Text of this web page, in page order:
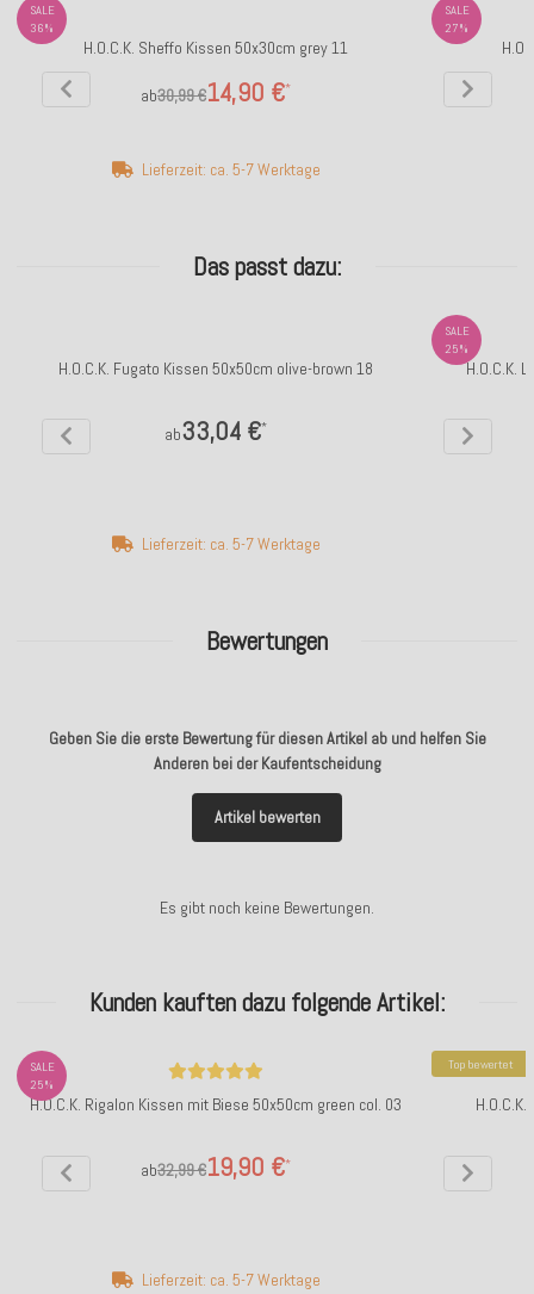
Bewertungen
Geben Sie die erste Bewertung für diesen Artikel ab und helfen Sie
Anderen bei der Kaufentscheidung
Artikel bewerten
Es gibt noch keine Bewertungen.
SALE
36%
H.O.C.K. Sheffo Kissen 50x30cm grey 11
ab 14,90 €*
30,99 €
Lieferzeit: ca. 5-7 Werktage
SALE
27%
Das passt dazu:
H.O.C.K. Fugato Kissen 50x50cm olive-brown 18
ab33,04 €*
Lieferzeit: ca. 5-7 Werktage
SALE
25%
H.O.C.K.
Kunden kauften dazu folgende Artikel:
SALE
25%
H.O.C.K. Rigalon Kissen mit Biese 50x50cm green col. 03
ab 19,90 €*
32,99 €
Lieferzeit: ca. 5-7 Werktage
Top bewertet